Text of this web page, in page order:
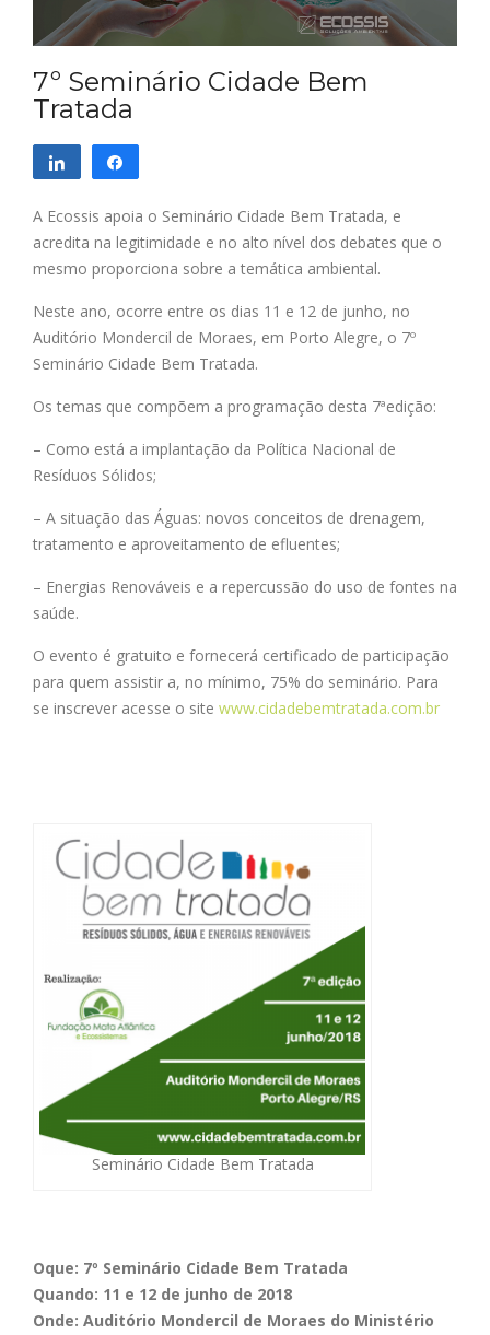
7º Seminário Cidade Bem
Tratada
Compartilhar
A Ecossis apoia o Seminário Cidade Bem Tratada, e
acredita na legitimidade e no alto nível dos debates que o
mesmo proporciona sobre a temática ambiental.
Neste ano, ocorre entre os dias 11 e 12 de junho, no
Auditório Mondercil de Moraes, em Porto Alegre, o 7º
Seminário Cidade Bem Tratada.
Os temas que compõem a programação desta 7ªedição:
– Como está a implantação da Política Nacional de
Resíduos Sólidos;
– A situação das Águas: novos conceitos de drenagem,
tratamento e aproveitamento de efluentes;
– Energias Renováveis e a repercussão do uso de fontes na
saúde.
O evento é gratuito e fornecerá certificado de participação
para quem assistir a, no mínimo, 75% do seminário. Para
se inscrever acesse o site www.cidadebemtratada.com.br
Seminário Cidade Bem Tratada
Oque: 7º Seminário Cidade Bem Tratada
Quando: 11 e 12 de junho de 2018
Onde: Auditório Mondercil de Moraes do Ministério